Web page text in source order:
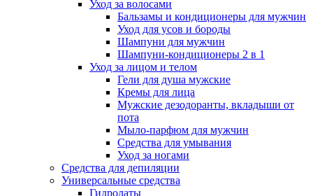
Уход за волосами
Бальзамы и кондиционеры для мужчин
Уход для усов и бороды
Шампуни для мужчин
Шампуни-кондиционеры 2 в 1
Уход за лицом и телом
Гели для душа мужские
Кремы для лица
Мужские дезодоранты, вкладыши от
пота
Мыло-парфюм для мужчин
Средства для умывания
Уход за ногами
Средства для депиляции
Универсальные средства
Гидролаты